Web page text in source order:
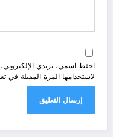
احفظ اسمي، بريدي
لاستخدامها المرة المقبلة في